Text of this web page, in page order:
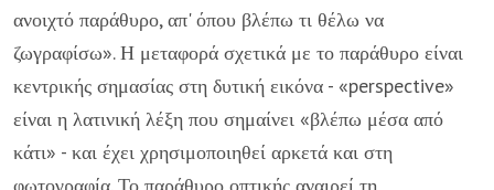
ανοιχτό παράθυρο, απ' όπου βλέπω τι θέλω να
ζωγραφίσω». Η μεταφορά σχετικά με το παράθυρο είναι
κεντρικής σημασίας στη δυτική εικόνα - «perspective»
είναι η λατινική λέξη που σημαίνει «βλέπω μέσα από
κάτι» - και έχει χρησιμοποιηθεί αρκετά και στη
φωτογραφία. Το παράθυρο οπτικής αναιρεί τη